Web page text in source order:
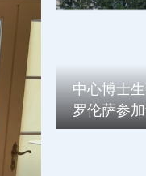
中心博士
罗伦萨参
程学者研